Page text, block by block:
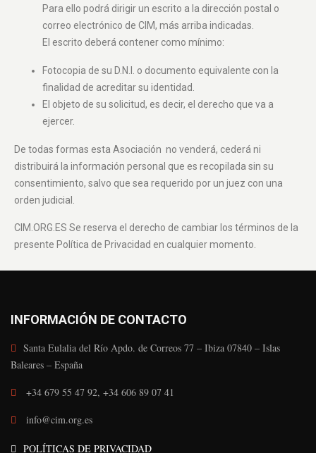
Para ello podrá dirigir un escrito a la dirección postal o
correo electrónico de CIM, más arriba indicadas.
El escrito deberá contener como mínimo:
Fotocopia de su D.N.I. o documento equivalente con la
finalidad de acreditar su identidad.
El objeto de su solicitud, es decir, el derecho que va a
ejercer.
De todas formas esta Asociación no venderá, cederá ni
distribuirá la información personal que es recopilada sin su
consentimiento, salvo que sea requerido por un juez con una
orden judicial.
CIM.ORG.ES Se reserva el derecho de cambiar los términos de la
presente Política de Privacidad en cualquier momento.
INFORMACIÓN DE CONTACTO
Santa Eulalia del Río Apdo. de Correos 77 – Ibiza 07840 – Islas
Baleares – España
+34 679 55 47 92, +34 606 89 07 41
info@cim.org.es
POLÍTICAS DE PRIVACIDAD